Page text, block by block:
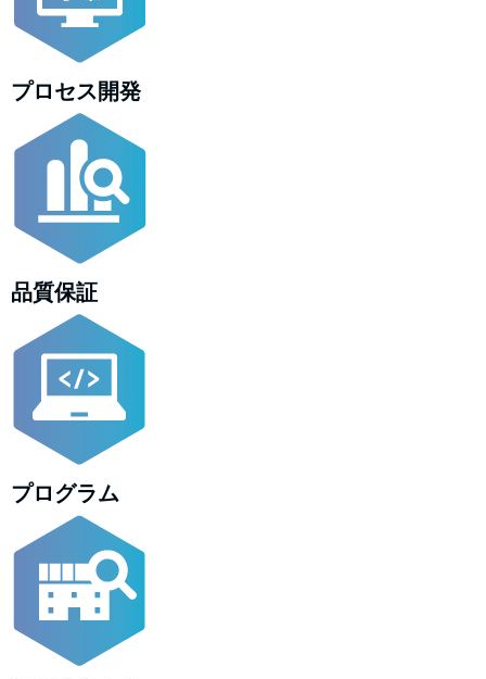
プロセス開発
品質保証
プログラム